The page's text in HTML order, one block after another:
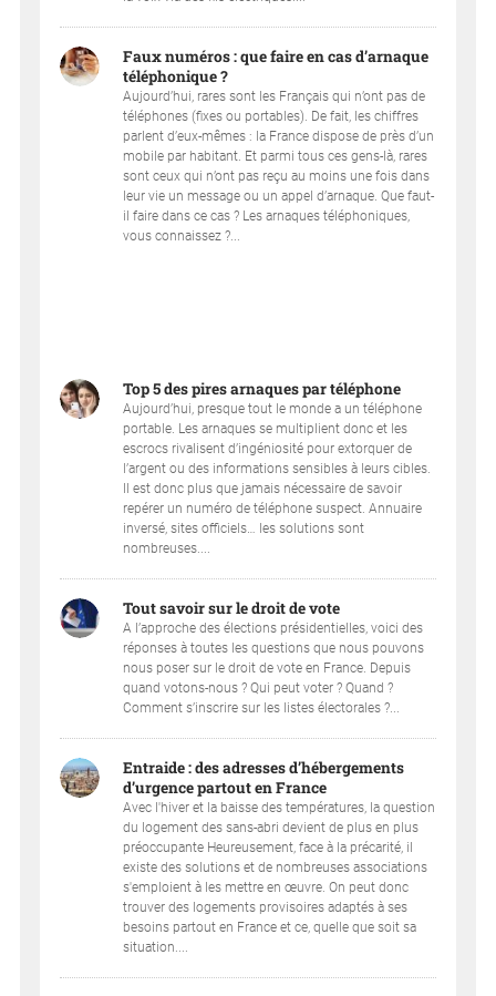
Faux numéros : que faire en cas d’arnaque
téléphonique ?
Aujourd’hui, rares sont les Français qui n’ont pas de
téléphones (fixes ou portables). De fait, les chiffres
parlent d’eux-mêmes : la France dispose de près d’un
mobile par habitant. Et parmi tous ces gens-là, rares
sont ceux qui n’ont pas reçu au moins une fois dans
leur vie un message ou un appel d’arnaque. Que faut-
il faire dans ce cas ? Les arnaques téléphoniques,
vous connaissez ?...
Top 5 des pires arnaques par téléphone
Aujourd’hui, presque tout le monde a un téléphone
portable. Les arnaques se multiplient donc et les
escrocs rivalisent d’ingéniosité pour extorquer de
l’argent ou des informations sensibles à leurs cibles.
Il est donc plus que jamais nécessaire de savoir
repérer un numéro de téléphone suspect. Annuaire
inversé, sites officiels… les solutions sont
nombreuses....
Tout savoir sur le droit de vote
A l’approche des élections présidentielles, voici des
réponses à toutes les questions que nous pouvons
nous poser sur le droit de vote en France. Depuis
quand votons-nous ? Qui peut voter ? Quand ?
Comment s’inscrire sur les listes électorales ?...
Entraide : des adresses d’hébergements
d’urgence partout en France
Avec l'hiver et la baisse des températures, la question
du logement des sans-abri devient de plus en plus
préoccupante Heureusement, face à la précarité, il
existe des solutions et de nombreuses associations
s'emploient à les mettre en œuvre. On peut donc
trouver des logements provisoires adaptés à ses
besoins partout en France et ce, quelle que soit sa
situation....